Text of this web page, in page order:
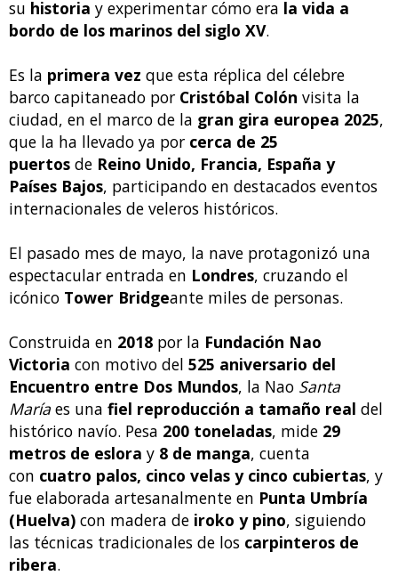
su historia y experimentar cómo era la vida a
bordo de los marinos del siglo XV.
Es la primera vez que esta réplica del célebre
barco capitaneado por Cristóbal Colón visita la
ciudad, en el marco de la gran gira europea 2025,
que la ha llevado ya por cerca de 25
puertos de Reino Unido, Francia, España y
Países Bajos, participando en destacados eventos
internacionales de veleros históricos.
El pasado mes de mayo, la nave protagonizó una
espectacular entrada en Londres, cruzando el
icónico Tower Bridgeante miles de personas.
Construida en 2018 por la Fundación Nao
Victoria con motivo del 525 aniversario del
Encuentro entre Dos Mundos, la Nao Santa
María es una fiel reproducción a tamaño real del
histórico navío. Pesa 200 toneladas, mide 29
metros de eslora y 8 de manga, cuenta
con cuatro palos, cinco velas y cinco cubiertas, y
fue elaborada artesanalmente en Punta Umbría
(Huelva) con madera de iroko y pino, siguiendo
las técnicas tradicionales de los carpinteros de
ribera.